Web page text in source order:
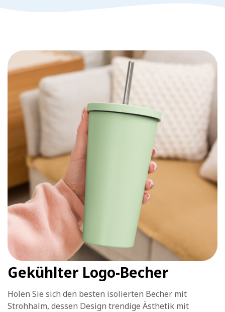
Gekühlter Logo-Becher
Holen Sie sich den besten isolierten Becher mit
Strohhalm, dessen Design trendige Ästhetik mit